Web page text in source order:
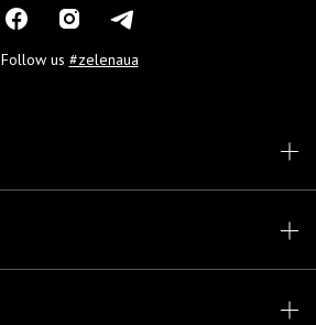
Follow us #zelenaua